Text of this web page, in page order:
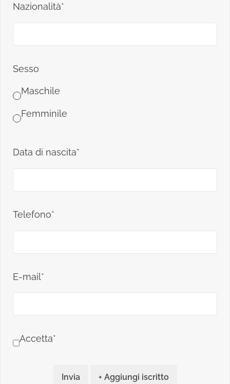
Nazionalità*
Sesso
Maschile
Femminile
Data di nascita*
Telefono*
E-mail*
Accetta*
Invia + Aggiungi iscritto